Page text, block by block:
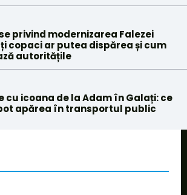
privind modernizarea Falezei
copaci ar putea dispărea și cum
autoritățile
cu icoana de la Adam în Galați: ce
apărea în transportul public